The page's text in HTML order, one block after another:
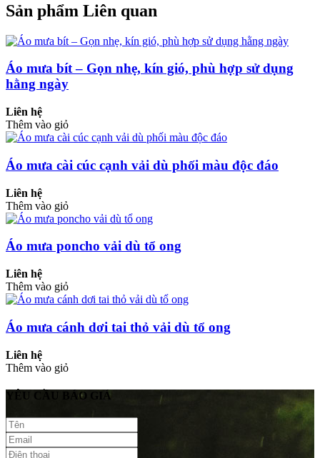
Sản phẩm Liên quan
Áo mưa bít – Gọn nhẹ, kín gió, phù hợp sử dụng
hằng ngày
Liên hệ
Thêm vào giỏ
Áo mưa cài cúc cạnh vải dù phối màu độc đáo
Liên hệ
Thêm vào giỏ
Áo mưa poncho vải dù tổ ong
Liên hệ
Thêm vào giỏ
Áo mưa cánh dơi tai thỏ vải dù tổ ong
Liên hệ
Thêm vào giỏ
YÊU CẦU BÁO GIÁ